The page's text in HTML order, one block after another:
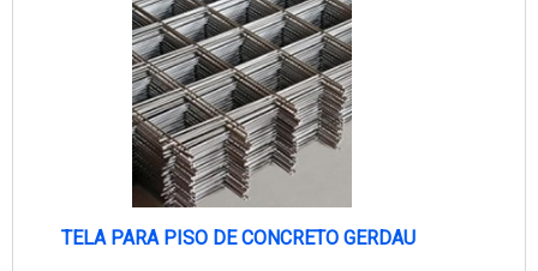
prejuízos com substituições frequentes de
produtos que não cumprem com suas funções
adequadamente. Assim, é possível poupar
gastos desnecessários.DIFERENCIAIS
IMPORTANTES DA TELA ALAMBRADO
CANILQuem busca por tela alambrado canil em
uma empresa responsável, acha a Requinte das
tipo mangueirão e instalações de alambrados e
TELA PARA PISO DE CONCRETO GERDAU